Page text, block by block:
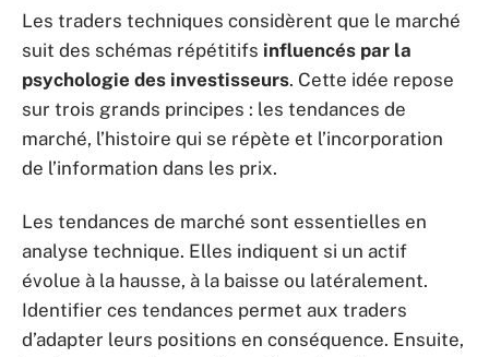
Les traders techniques considèrent que le marché
suit des schémas répétitifs influencés par la
psychologie des investisseurs. Cette idée repose
sur trois grands principes : les tendances de
marché, l’histoire qui se répète et l’incorporation
de l’information dans les prix.
Les tendances de marché sont essentielles en
analyse technique. Elles indiquent si un actif
évolue à la hausse, à la baisse ou latéralement.
Identifier ces tendances permet aux traders
d’adapter leurs positions en conséquence. Ensuite,